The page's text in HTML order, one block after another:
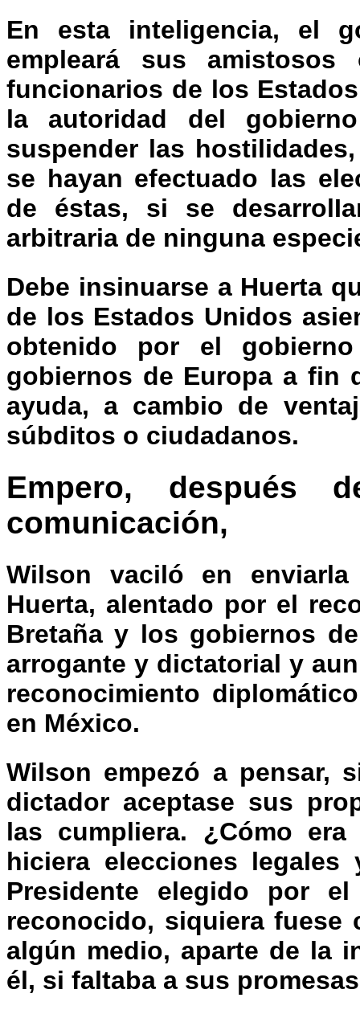
En esta inteligencia, el
empleará sus
funcionarios de los
la autoridad del
suspender las
se hayan efectuado las
de éstas, si se
arbitraria de ninguna
Debe insinuarse a Huerta
de los Estados Unidos
obtenido por el
gobiernos de Europa a fin
ayuda, a cambio de
súbditos o ciudadanos.
Empero, después
comunicación,
Wilson vaciló en
Huerta, alentado por el
Bretaña y los gobiernos
arrogante y dictatorial y
reconocimiento
en México.
Wilson empezó a pensar,
dictador aceptase sus
las cumpliera. ¿Cómo
hiciera elecciones
Presidente elegido por
reconocido, siquiera fuese
algún medio, aparte de la
él, si faltaba a sus